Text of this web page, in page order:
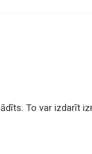
To var izdarīt